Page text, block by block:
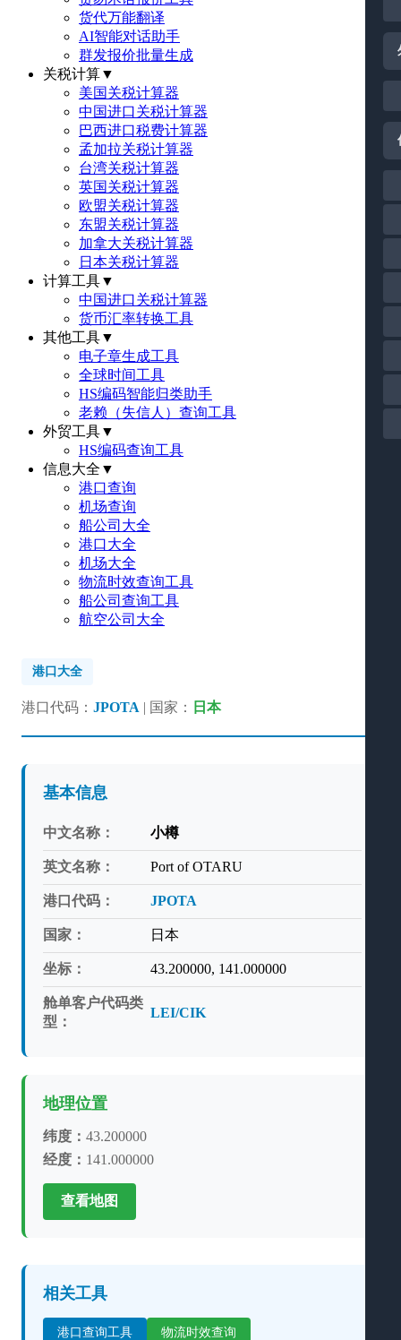
货代万能翻译
AI智能对话助手
群发报价批量生成
关税计算▼
美国关税计算器
中国进口关税计算器
巴西进口税费计算器
孟加拉关税计算器
台湾关税计算器
英国关税计算器
欧盟关税计算器
东盟关税计算器
加拿大关税计算器
日本关税计算器
计算工具▼
中国进口关税计算器
货币汇率转换工具
其他工具▼
电子章生成工具
全球时间工具
HS编码智能归类助手
老赖（失信人）查询工具
外贸工具▼
HS编码查询工具
信息大全 ▼
港口查询
机场查询
船公司大全
港口大全
机场大全
物流时效查询工具
船公司查询工具
航空公司大全
港口大全
港口代码： JPOTA | 国家： 日本
基本信息
中文名称： 小樽
英文名称： Port of OTARU
港口代码： JPOTA
国家： 日本
坐标： 43.200000, 141.000000
舱单客户代码类
型：
LEI/CIK
地理位置
纬度： 43.200000
经度： 141.000000
查看地图
相关工具
港口查询工具 物流时效查询